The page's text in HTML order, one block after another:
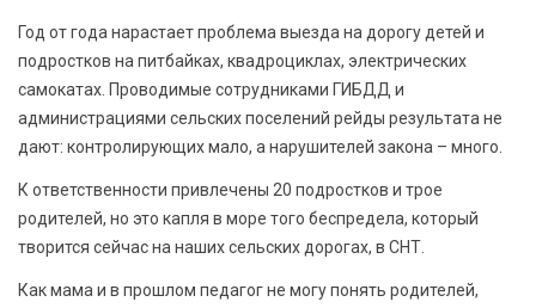
Год от года нарастает проблема выезда на дорогу детей и
подростков на питбайках, квадроциклах, электрических
самокатах. Проводимые сотрудниками ГИБДД и
администрациями сельских поселений рейды результата не
дают: контролирующих мало, а нарушителей закона – много.
К ответственности привлечены 20 подростков и трое
родителей, но это капля в море того беспредела, который
творится сейчас на наших сельских дорогах, в СНТ.
Как мама и в прошлом педагог не могу понять родителей,